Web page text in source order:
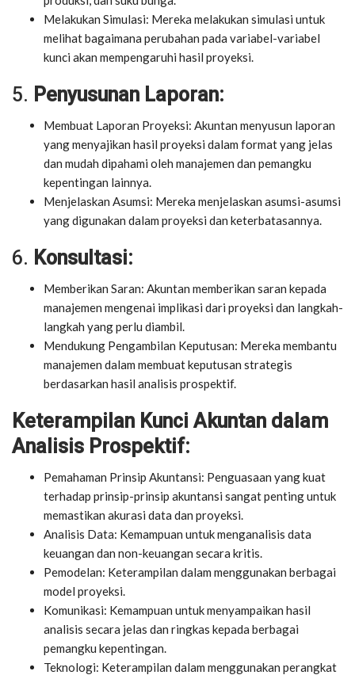
Melakukan Simulasi: Mereka melakukan simulasi untuk
melihat bagaimana perubahan pada variabel-variabel
kunci akan mempengaruhi hasil proyeksi.
5. Penyusunan Laporan:
Membuat Laporan Proyeksi: Akuntan menyusun laporan
yang menyajikan hasil proyeksi dalam format yang jelas
dan mudah dipahami oleh manajemen dan pemangku
kepentingan lainnya.
Menjelaskan Asumsi: Mereka menjelaskan asumsi-asumsi
yang digunakan dalam proyeksi dan keterbatasannya.
6. Konsultasi:
Memberikan Saran: Akuntan memberikan saran kepada
manajemen mengenai implikasi dari proyeksi dan langkah-
langkah yang perlu diambil.
Mendukung Pengambilan Keputusan: Mereka membantu
manajemen dalam membuat keputusan strategis
berdasarkan hasil analisis prospektif.
Keterampilan Kunci Akuntan dalam
Analisis Prospektif:
Pemahaman Prinsip Akuntansi: Penguasaan yang kuat
terhadap prinsip-prinsip akuntansi sangat penting untuk
memastikan akurasi data dan proyeksi.
Analisis Data: Kemampuan untuk menganalisis data
keuangan dan non-keuangan secara kritis.
Pemodelan: Keterampilan dalam menggunakan berbagai
model proyeksi.
Komunikasi: Kemampuan untuk menyampaikan hasil
analisis secara jelas dan ringkas kepada berbagai
pemangku kepentingan.
Teknologi: Keterampilan dalam menggunakan perangkat